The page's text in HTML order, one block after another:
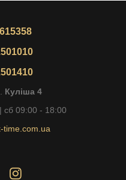
Куліша 4
сб 09:00 - 18:00
time.com.ua